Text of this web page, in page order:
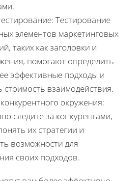
Тестирование
элементов маркетинговых
таких как заголовки и
помогают определить
эффективные подходы и
стоимость взаимодействия.
окружения:
следите за конкурентами,
их стратегии и
возможности для
своих подходов.